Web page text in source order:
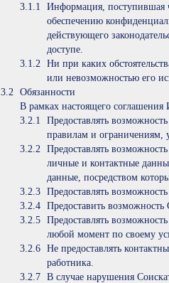
Информация, поступившая
обеспечению
действующего
доступе.
Ни при каких
или невозможностью его
Обязанности
В рамках настоящего соглашения
Предоставлять
правилам и ограничениям,
Предоставлять
личные и контактные
данные, посредством
Предоставлять
Предоставить
Предоставлять
любой момент по своему
Не предоставлять
работника.
В случае нарушения